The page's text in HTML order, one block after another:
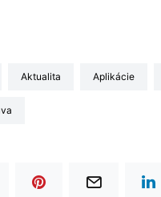
aktualita Aplikácie